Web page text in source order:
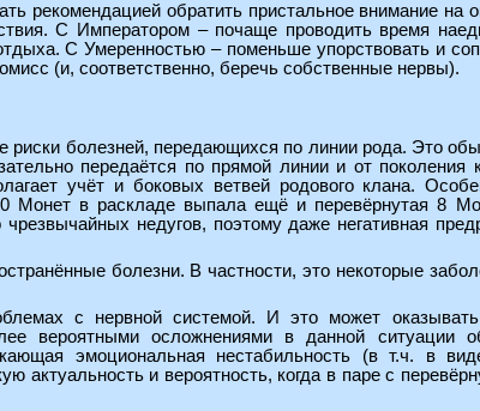
рекомендацией обратить пристальное внимание на
С Императором – почаще проводить время
С Умеренностью – поменьше упорствовать и
(и, соответственно, беречь собственные нервы).
риски болезней, передающихся по линии рода. Это
передаётся по прямой линии и от поколения
учёт и боковых ветвей родового клана.
Монет в раскладе выпала ещё и перевёрнутая 8
чрезвычайных недугов, поэтому даже негативная
болезни. В частности, это некоторые
с нервной системой. И это может оказывать
вероятными осложнениями в данной ситуации
эмоциональная нестабильность (в т.ч. в
актуальность и вероятность, когда в паре с